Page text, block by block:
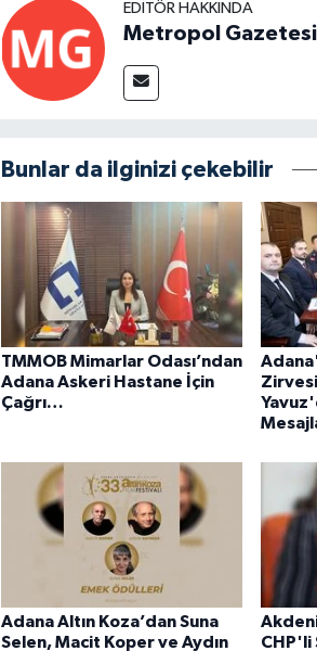
EDITÖR HAKKINDA
Metropol Gazetesi
Bunlar da ilginizi çekebilir
TMMOB Mimarlar Odası’ndan
Adana Askeri Hastane İçin
Çağrı…
Adana Altın Koza’dan Suna
Selen, Macit Koper ve Aydın
CHP'li